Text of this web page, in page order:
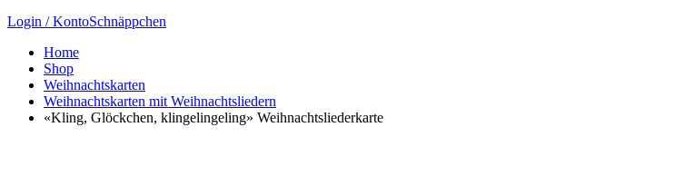
Login / KontoSchnäppchen
Home
Shop
Weihnachtskarten
Weihnachtskarten mit Weihnachtsliedern
«Kling, Glöckchen, klingelingeling» Weihnachtsliederkarte